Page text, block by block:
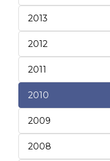
2013
2012
2011
2010
2009
2008